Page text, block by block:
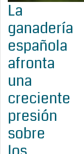
La
ganadería
española
afronta
una
creciente
presión
sobre